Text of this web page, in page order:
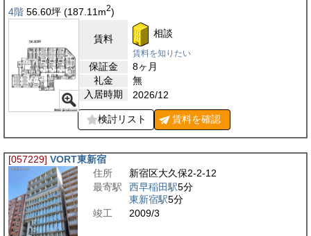
4階 56.60坪 (187.11 m2)
賃料 相談
賃料を知りたい
保証金
8ヶ月
礼金
無
入居時期
2026/12
検討リスト 賃料を確認
[057229] VORT東新宿
住所
新宿区大久保2-2-12
最寄駅
西早稲田駅5分
東新宿駅5分
竣工
2009/3